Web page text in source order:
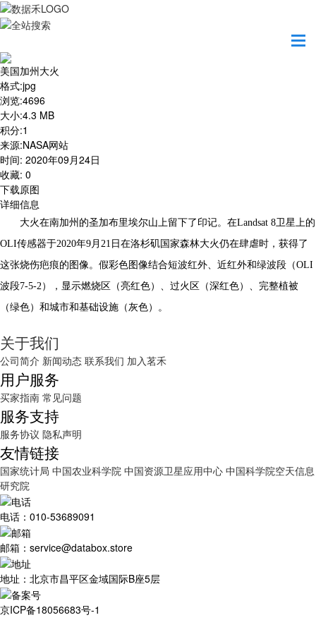
美国加州大火
格式:jpg
浏览:4696
大小:4.3 MB
积分:1
来源:NASA网站
时间: 2020年09月24日
收藏: 0
下载原图
详细信息
大火在南加州的圣加布里埃尔山上留下了印记。在Landsat 8卫星上的
OLI传感器于2020年9月21日在洛杉矶国家森林大火仍在肆虐时，获得了
这张烧伤疤痕的图像。假彩色图像结合短波红外、近红外和绿波段（OLI
波段7-5-2），显示燃烧区（亮红色）、过火区（深红色）、完整植被
（绿色）和城市和基础设施（灰色）。
关于我们
公司简介 新闻动态 联系我们 加入茗禾
用户服务
买家指南 常见问题
服务支持
服务协议 隐私声明
友情链接
国家统计局 中国农业科学院 中国资源卫星应用中心 中国科学院空天信息
研究院
电话：010-53689091
邮箱：service@databox.store
地址：北京市昌平区金域国际B座5层
京ICP备18056683号-1